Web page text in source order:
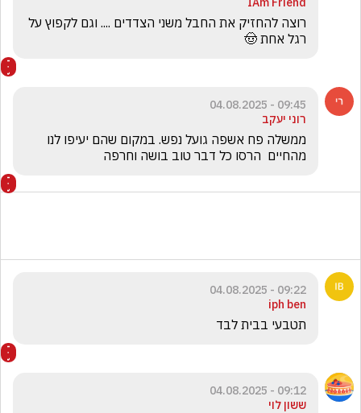
רגל אחת 🤠
09:45 - 04.08.2025
רוני יעקב
מהחיים  הרסו כל דבר טוב בושה וחרפה
09:22 - 04.08.2025
iph ben
תטבעי בבית לבד
09:12 - 04.08.2025
ששון לוי